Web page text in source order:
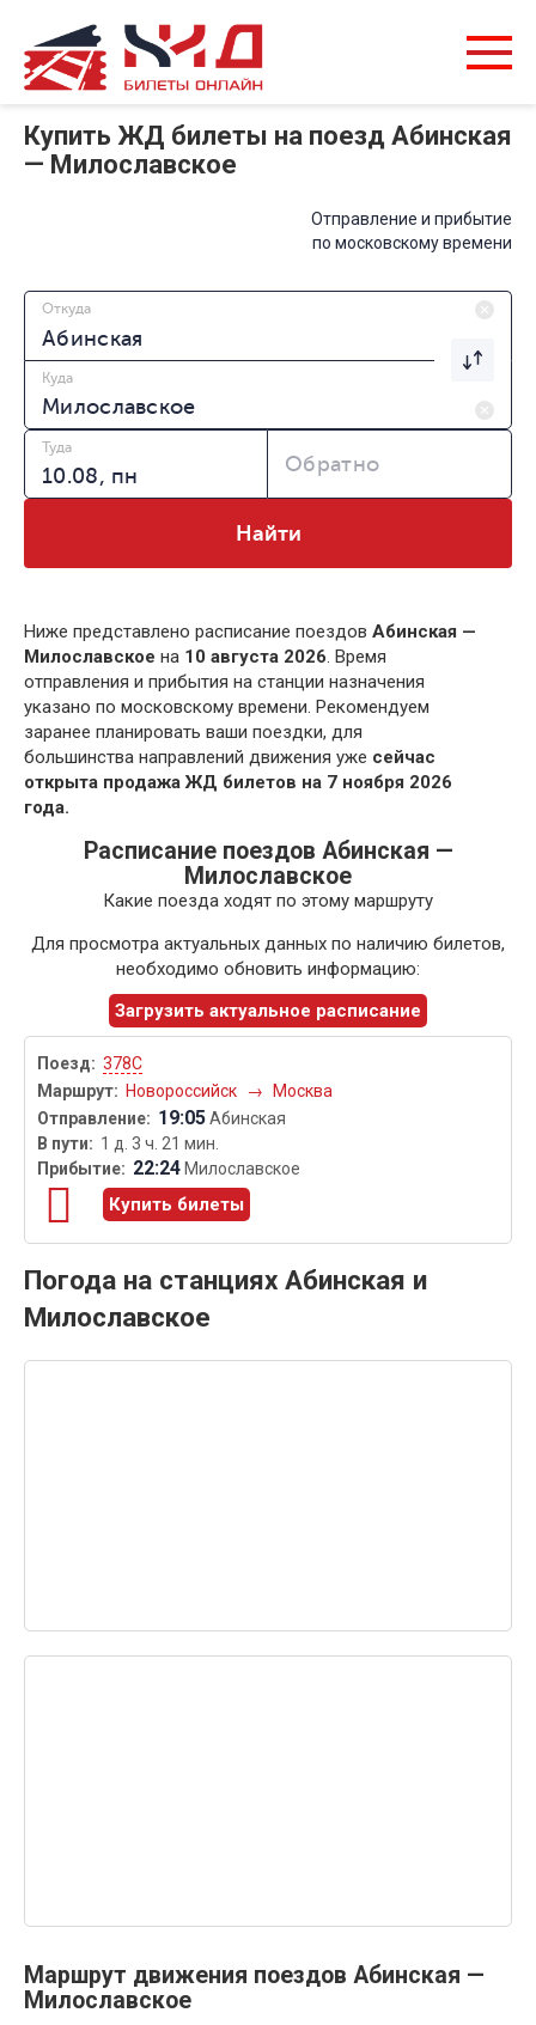
Купить ЖД билеты на поезд Абинская
— Милославское
Отправление и прибытие
по московскому времени
Откуда
Куда
Туда
Обратно
Найти
Ниже представлено расписание поездов Абинская —
Милославское на 10 августа 2026. Время
отправления и прибытия на станции назначения
указано по московскому времени. Рекомендуем
заранее планировать ваши поездки, для
большинства направлений движения уже сейчас
открыта продажа ЖД билетов на 7 ноября 2026
года.
Расписание поездов Абинская —
Милославское
Какие поезда ходят по этому маршруту
Для просмотра актуальных данных по наличию билетов,
необходимо обновить информацию:
Загрузить актуальное расписание
378С
Новороссийск
→ Москва
19:05Абинская
1 д. 3 ч. 21 мин.
22:24 Милославское
Купить билеты
Погода на станциях Абинская и
Милославское
Маршрут движения поездов Абинская —
Милославское